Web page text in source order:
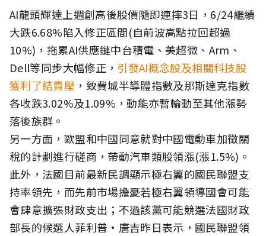
AI龍頭輝達上週創高後股價隨即連摔3日，6/24繼續
大跌6.68%陷入修正區間(自前波高點拉回超過
10%)，拖累AI供應鏈中台積電、美超微、Arm、
Dell等同步大幅修正， 引發AI概念股及相關科技股
獲利了結賣壓 ，致費城半導體指數及那斯達克指數
各收跌3.02%及1.09%，動能亦暫輪動至其他漲勢
落後族群。
另一方面，歐盟和中國同意就對中國電動車加徵關
稅的計劃進行磋商，帶動汽車類股領漲(漲1.5%)。
此外，法國目前最新民調顯示極右翼的國民聯盟支
持率領先，而先前市場擔憂若極右翼領導國會可能
會肆意擴張財政支出；不過該黨可能競選法國財政
部長的候選人菲利普·唐吉昨日表示，國民聯盟領